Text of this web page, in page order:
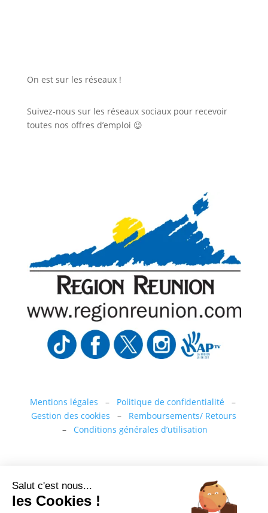
On est sur les réseaux !
Suivez-nous sur les réseaux sociaux pour recevoir
toutes nos offres d’emploi 😉
Mentions légales – Politique de confidentialité –
Gestion des cookies – Remboursements/ Retours
– Conditions générales d’utilisation
“Ce site a été financé à l’aide du FEDER (REACT-UE)
dans le cadre de la réponse de l’Union européenne à
la pandémie COVID-19. L’Europe s’engage à La
Salut c'est nous...
les Cookies !